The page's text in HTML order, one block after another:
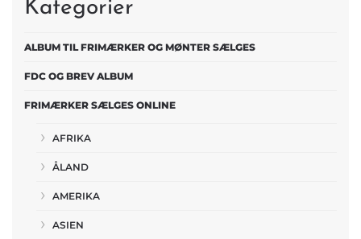
Kategorier
ALBUM TIL FRIMÆRKER OG MØNTER SÆLGES
FDC OG BREV ALBUM
FRIMÆRKER SÆLGES ONLINE
AFRIKA
ÅLAND
AMERIKA
ASIEN